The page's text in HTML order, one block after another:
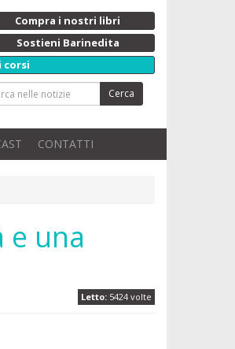
Compra i nostri libri
Sostieni Barinedita
corsi
Cerca
CONTATTI
e una
Letto: 5424 volte